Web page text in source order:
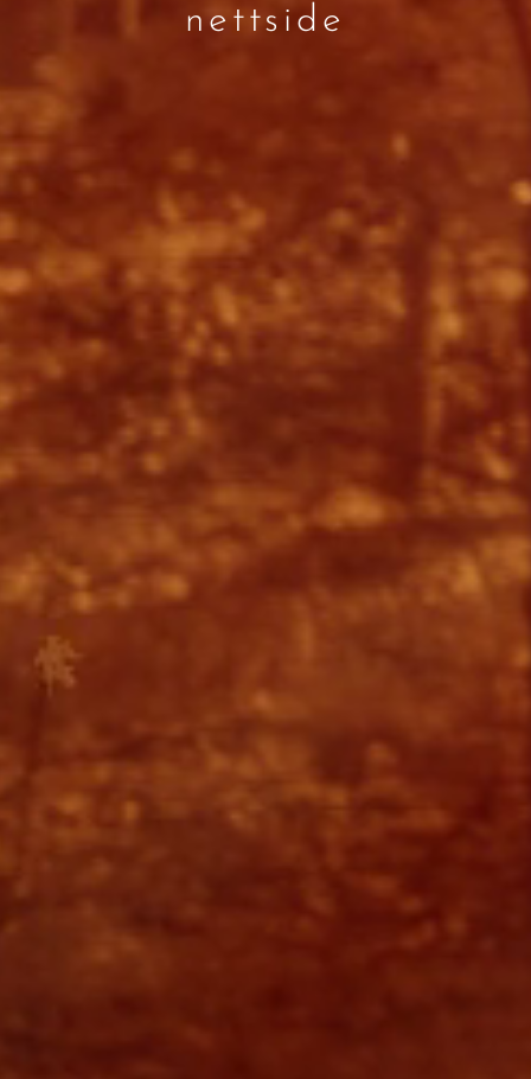
nettside